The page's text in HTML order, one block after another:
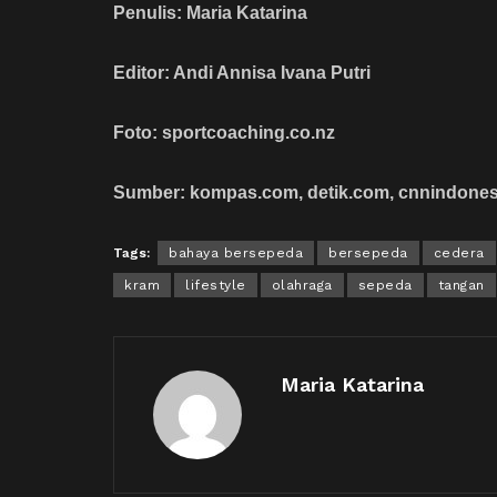
Penulis: Maria Katarina
Editor: Andi Annisa Ivana Putri
Foto: sportcoaching.co.nz
Sumber: kompas.com, detik.com,
Tags: bahaya bersepeda bersepeda cedera
kram lifestyle olahraga sepeda tangan
Maria Katarina